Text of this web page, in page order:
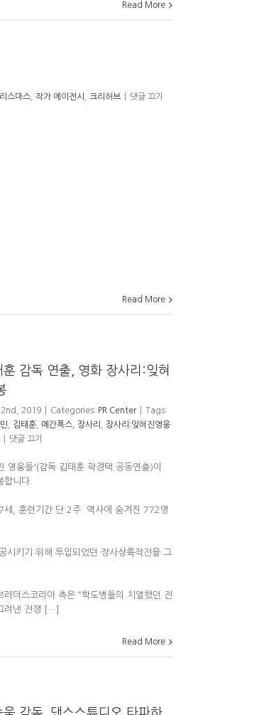
Read More
스마스 작가 에이전시 크리허브 댓글 끄기
Read More
감독 연출, 영화 장사리:잊혀
2nd, 2019 Categories: PR Center
Tags:
김태훈 메간폭스 장사리
장사리:잊혀진영웅
댓글 끄기
영웅들'(감독 김태훈 곽경택 공동연출)이
니다.
세, 훈련기간 단 2주. 역사에 숨겨진 772명
시키기 위해 투입되었던 장사상륙작전을 그
더스코리아 측은 “학도병들의 치열했던 전
려낸 전쟁 […]
Read More